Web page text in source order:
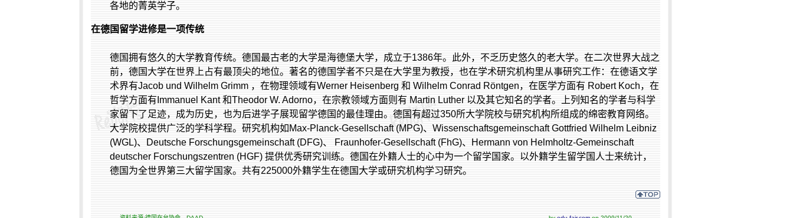
各地的菁英学子。
在德国留学进修是一项传统
德国拥有悠久的大学教育传统。德国最古老的大学是海德堡大学，成立于1386年。此外，不乏历史悠久的老大学。在二次世界大战之
前，德国大学在世界上占有最顶尖的地位。著名的德国学者不只是在大学里为教授，也在学术研究机构里从事研究工作：在德语文学
术界有Jacob und Wilhelm Grimm ，在物理领域有Werner Heisenberg 和 Wilhelm Conrad Röntgen，在医学方面有 Robert Koch，在
哲学方面有 Immanuel Kant和Theodor W. Adorno，在宗教领域方面则有 Martin Luther 以及其它知名的学者。上列知名的学者与科学
家留下了足迹，成为历史，也为后进学子展现留学德国的最佳理由。德国有超过350所大学院校与研究机构所组成的绵密教育网络。
大学院校提供广泛的学科学程。研究机构如 Max-Planck-Gesellschaft (MPG)、 Wissenschaftsgemeinschaft Gottfried Wilhelm Leibniz
(WGL)、 Deutsche Forschungsgemeinschaft (DFG)、 Fraunhofer-Gesellschaft (FhG)、
Hermann von Helmholtz-Gemeinschaft
deutscher Forschungszentren (HGF) 提供优秀研究训练。德国在外籍人士的心中为一个留学国家。以外籍学生留学国人士来统计，
德国为全世界第三大留学国家。共有225000外籍学生在德国大学或研究机构学习研究。